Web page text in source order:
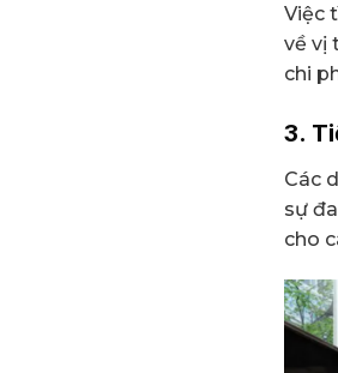
Việc
về vị
chi
3.
Các
sự
cho